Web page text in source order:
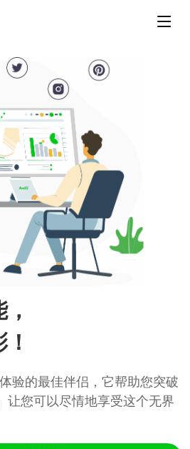
验的最佳伴侣，它帮助您突破
让您可以尽情地享受这个无界